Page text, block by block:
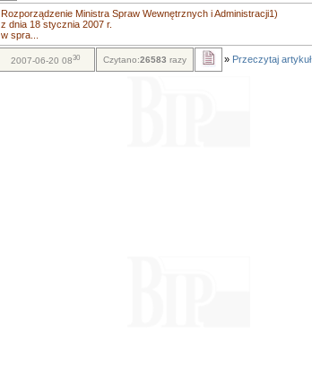
Rozporządzenie Ministra Spraw Wewnętrznych i Administracji1)
z dnia 18 stycznia 2007 r.
w spra...
2007-06-20 0830 Czytano:26583 razy » Przeczytaj artykuł